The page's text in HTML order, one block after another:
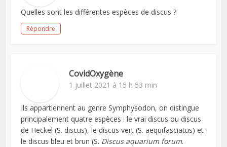
Quelles sont les différentes espèces de discus ?
Répondre
CovidOxygène
1 juillet 2021 à 15 h 53 min
Ils appartiennent au genre Symphysodon, on distingue
principalement quatre espèces : le vrai discus ou discus
de Heckel (S. discus), le discus vert (S. aequifasciatus) et
le discus bleu et brun (S. Discus aquarium forum.